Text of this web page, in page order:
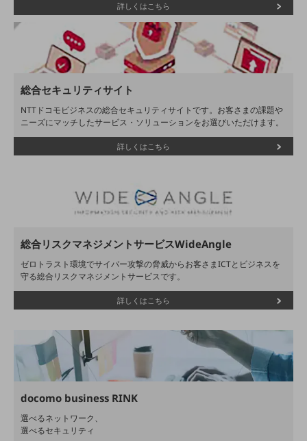
ニュースリリース
地域からの発表
重要なお知らせ
社外からの評価実績
サステナビリティ
サステナビリティTOP
サステナビリティ基本方針
サステナビリティレポート
ダイバーシティ
経営情報
経営情報TOP
業績
電子公告
基礎的電気通信役務損益明細表
採用情報
採用情報TOP
詳しくはこちら
総合セキュリティサイト
NTTドコモビジネスの総合セキュリティサイトです。お客さまの課題や
ニーズにマッチしたサービス・ソリューションをお選びいただけます。
詳しくはこちら
総合リスクマネジメントサービスWideAngle
ゼロトラスト環境でサイバー攻撃の脅威からお客さまICTとビジネスを
守る総合リスクマネジメントサービスです。
詳しくはこちら
docomo business RINK
選べるネットワーク、
選べるセキュリティ